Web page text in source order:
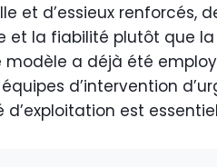
et d’essieux renforcés,
et la fiabilité plutôt que la
modèle a déjà été
d’intervention
est